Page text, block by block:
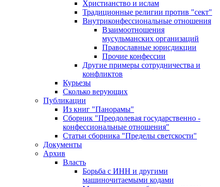
Христианство и ислам
Традиционные религии против "сект"
Внутриконфессиональные отношения
Взаимоотношения
мусульманских организаций
Православные юрисдикции
Прочие конфессии
Другие примеры сотрудничества и
конфликтов
Курьезы
Сколько верующих
Публикации
Из книг "Панорамы"
Сборник "Преодолевая государственно -
конфессиональные отношения"
Статьи сборника "Пределы светскости"
Документы
Архив
Власть
Борьба с ИНН и другими
машиночитаемыми кодами